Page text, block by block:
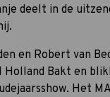
deelt in de
en Robert van
Holland Bakt en
Het